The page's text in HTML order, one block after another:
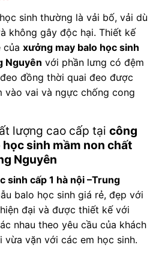
sinh thường là vải bố, vải dù
không gây độc hại. Thiết kế
của xưởng may balo học sinh
Nguyên với phần lưng có đệm
đồng thời quai đeo được
vào vai và ngực chống cong
lượng cao cấp tại công
sinh mầm non chất
Nguyên
sinh cấp 1 hà nội –Trung
balo học sinh giá rẻ, đẹp với
đại và được thiết kế với
nhau theo yêu cầu của khách
vừa vặn với các em học sinh.